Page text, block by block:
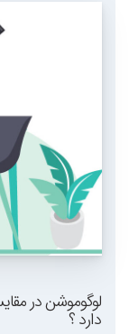
لوگوموشن در
دارد ؟